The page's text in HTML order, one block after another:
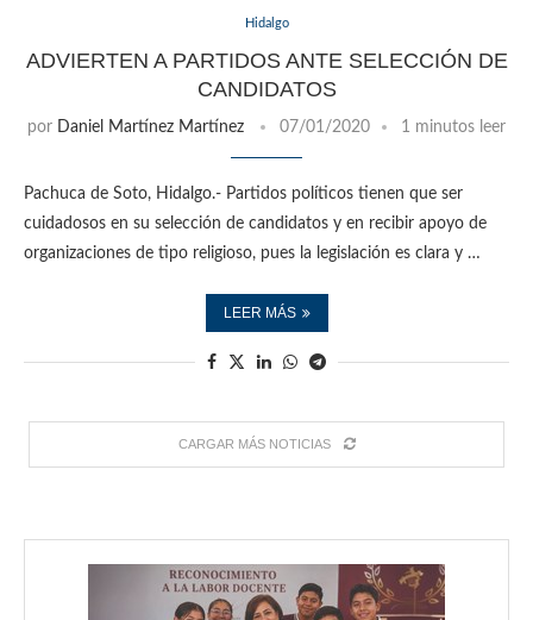
Hidalgo
ADVIERTEN A PARTIDOS ANTE SELECCIÓN DE
CANDIDATOS
por Daniel Martínez Martínez 07/01/2020 1 minutos leer
Pachuca de Soto, Hidalgo.- Partidos políticos tienen que ser
cuidadosos en su selección de candidatos y en recibir apoyo de
organizaciones de tipo religioso, pues la legislación es clara y …
LEER MÁS
CARGAR MÁS NOTICIAS